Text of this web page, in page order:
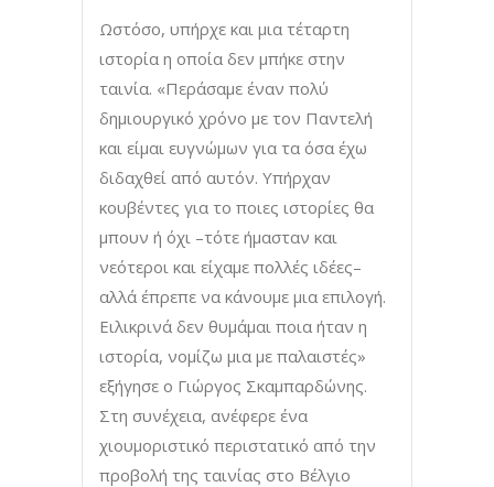
Ωστόσο, υπήρχε και μια τέταρτη
ιστορία η οποία δεν μπήκε στην
ταινία. «Περάσαμε έναν πολύ
δημιουργικό χρόνο με τον Παντελή
και είμαι ευγνώμων για τα όσα έχω
διδαχθεί από αυτόν. Υπήρχαν
κουβέντες για το ποιες ιστορίες θα
μπουν ή όχι –τότε ήμασταν και
νεότεροι και είχαμε πολλές ιδέες–
αλλά έπρεπε να κάνουμε μια επιλογή.
Ειλικρινά δεν θυμάμαι ποια ήταν η
ιστορία, νομίζω μια με παλαιστές»
εξήγησε ο Γιώργος Σκαμπαρδώνης.
Στη συνέχεια, ανέφερε ένα
χιουμοριστικό περιστατικό από την
προβολή της ταινίας στο Βέλγιο